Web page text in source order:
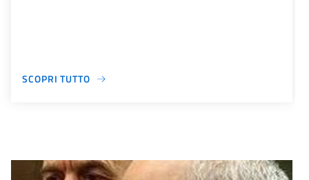
SCOPRI TUTTO